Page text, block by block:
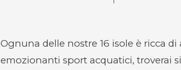
Ognuna delle nostre 16 isole è ricca
emozionanti sport acquatici, troverai